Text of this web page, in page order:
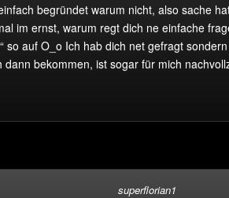
begründet warum nicht, also sache
im ernst, warum regt dich ne einfache
so auf O_o Ich hab dich net gefragt
dann bekommen, ist sogar für mich
superflorian1